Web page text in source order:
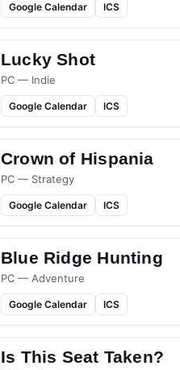
Google Calendar ICS
Lucky Shot
PC — Indie
Google Calendar ICS
Crown of Hispania
PC — Strategy
Google Calendar ICS
Blue Ridge Hunting
PC — Adventure
Google Calendar ICS
Is This Seat Taken?